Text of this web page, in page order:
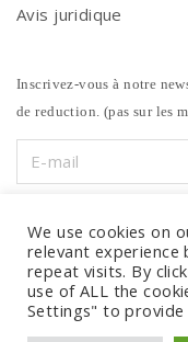
Avis juridique
Inscrivez-vous à notre
de reduction. (pas sur les
We use cookies on
relevant experience
repeat visits. By
use of ALL the
Settings" to provide